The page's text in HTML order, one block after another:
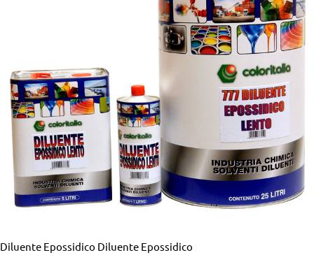
Diluente Epossidico Diluente Epossidico